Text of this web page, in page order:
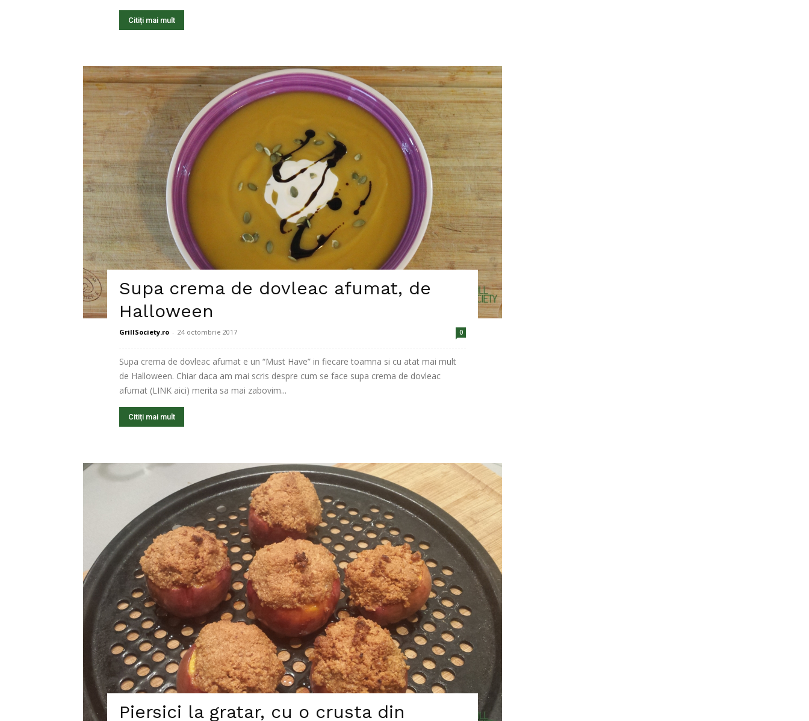
Citiți mai mult
Supa crema de dovleac afumat, de
Halloween
GrillSociety.ro - 24 octombrie 2017 0
Supa crema de dovleac afumat e un “Must Have” in fiecare toamna si cu atat mai mult
de Halloween. Chiar daca am mai scris despre cum se face supa crema de dovleac
afumat (LINK aici) merita sa mai zabovim...
Citiți mai mult
Piersici la gratar, cu o crusta din